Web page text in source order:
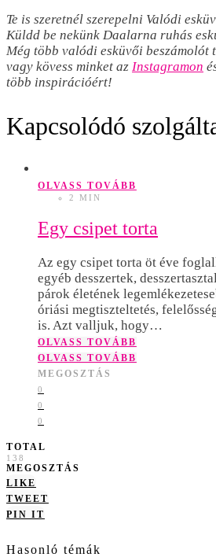
Te is szeretnél szerepelni Valódi
Küldd be nekünk Daalarna ruhás
Még több valódi esküvői beszámolót
vagy kövess minket az Instagramon
több inspirációért!
Kapcsolódó
OLVASS TOVÁBB
2 MIN
Egy csipet torta
Az egy csipet torta öt éve
egyéb desszertek,
párok életének
óriási megtiszteltetés,
is. Azt valljuk, hogy…
OLVASS TOVÁBB
OLVASS TOVÁBB
MEGOSZTÁS
0
0
0
TOTAL
138
MEGOSZTÁS
LIKE
TWEET
PIN IT
Hasonló témák